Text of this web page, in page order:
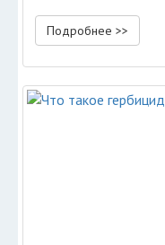
Подробнее >>